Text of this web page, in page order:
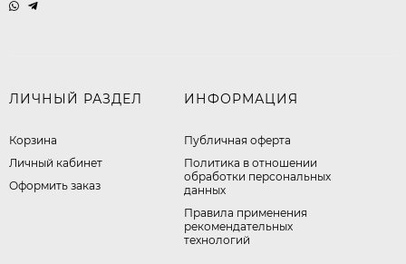
ЛИЧНЫЙ РАЗДЕЛ
Корзина
Личный кабинет
Оформить заказ
ИНФОРМАЦИЯ
Публичная оферта
​Политика в отношении
обработки персональных
данных
Правила применения
рекомендательных
технологий